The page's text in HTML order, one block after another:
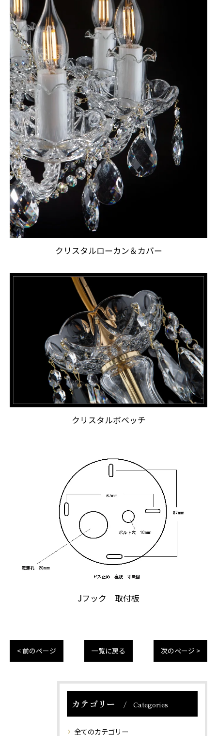
クリスタルローカン＆カバー
クリスタルボベッチ
Jフック 取付板
< 前のページ 一覧に戻る 次のページ >
カテゴリー Categories
全てのカテゴリー